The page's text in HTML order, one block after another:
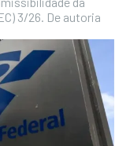
3/26. De autoria